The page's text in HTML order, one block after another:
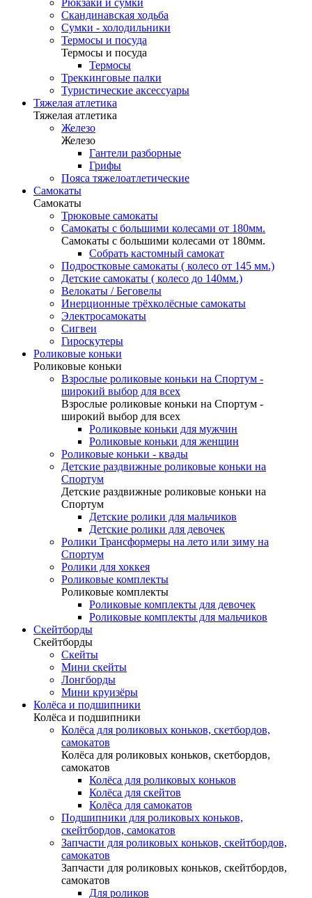
Рюкзаки и сумки
Скандинавская ходьба
Сумки - холодильники
Термосы и посуда
Термосы и посуда
Термосы
Треккинговые палки
Туристические аксессуары
Тяжелая атлетика
Тяжелая атлетика
Железо
Железо
Гантели разборные
Грифы
Пояса тяжелоатлетические
Самокаты
Самокаты
Трюковые самокаты
Самокаты с большими колесами от 180мм.
Самокаты с большими колесами от 180мм.
Собрать кастомный самокат
Подростковые самокаты ( колесо от 145 мм.)
Детские самокаты ( колесо до 140мм.)
Велокаты / Беговелы
Инерционные трёхколёсные самокаты
Электросамокаты
Сигвеи
Гироскутеры
Роликовые коньки
Роликовые коньки
Взрослые роликовые коньки на Спортум -
широкий выбор для всех
Взрослые роликовые коньки на Спортум -
широкий выбор для всех
Роликовые коньки для мужчин
Роликовые коньки для женщин
Роликовые коньки - квады
Детские раздвижные роликовые коньки на
Спортум
Детские раздвижные роликовые коньки на
Спортум
Детские ролики для мальчиков
Детские ролики для девочек
Ролики Трансформеры на лето или зиму на
Спортум
Ролики для хоккея
Роликовые комплекты
Роликовые комплекты
Роликовые комплекты для девочек
Роликовые комплекты для мальчиков
Скейтборды
Скейтборды
Скейты
Мини скейты
Лонгборды
Мини круизёры
Колёса и подшипники
Колёса и подшипники
Колёса для роликовых коньков, скетбордов,
самокатов
Колёса для роликовых коньков, скетбордов,
самокатов
Колёса для роликовых коньков
Колёса для скейтов
Колёса для самокатов
Подшипники для роликовых коньков,
скейтбордов, самокатов
Запчасти для роликовых коньков, скейтбордов,
самокатов
Запчасти для роликовых коньков, скейтбордов,
самокатов
Для роликов